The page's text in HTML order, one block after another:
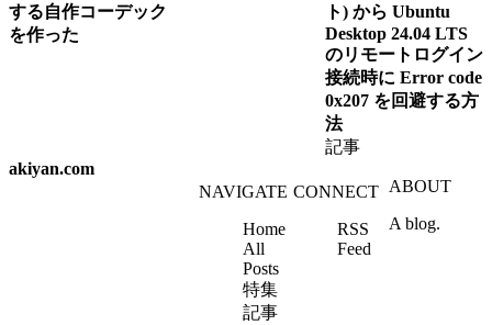
する自作コーデック
を作った
ト) から Ubuntu
Desktop 24.04 LTS
のリモートログイン
接続時に Error code
0x207 を回避する方
法
記事
akiyan.com
NAVIGATE
Home
All
Posts
特集
記事
CONNECT
RSS
Feed
ABOUT
A blog.